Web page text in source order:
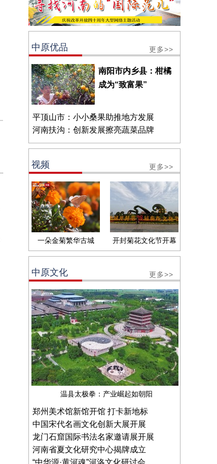
中原优品 更多>>
南阳市内乡县：柑橘
成为“致富果”
平顶山市：小小桑果助推地方发展
河南扶沟：创新发展擦亮蔬菜品牌
视频 更多>>
一朵金菊繁华古城 开封菊花文化节开幕
中原文化 更多>>
温县太极拳：产业崛起如朝阳
郑州美术馆新馆开馆 打卡新地标
中国宋代名画文化创新大展开展
龙门石窟国际书法名家邀请展开展
河南省夏文化研究中心揭牌成立
“中华源·黄河魂”河洛文化研讨会